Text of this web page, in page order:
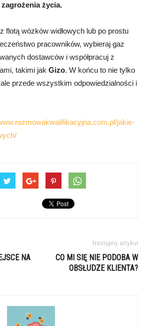
życia.
flotą wózków widłowych lub po prostu
pracowników, wybieraj gaz
dostawców i współpracuj z
takimi jak Gizo. W końcu to nie tylko
przede wszystkim odpowiedzialności i
jakie-
NA
Następny artykuł
CO MI SIĘ NIE PODOBA W
OBSŁUDZE KLIENTA?